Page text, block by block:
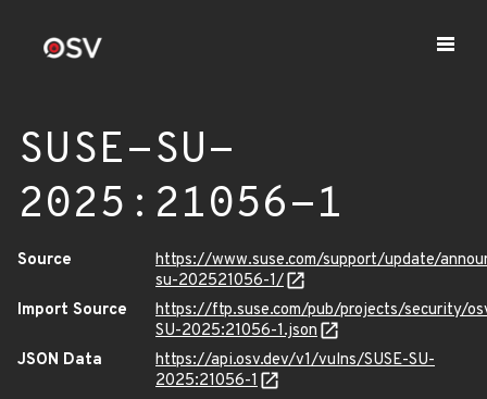
SUSE-SU-
2025:21056-1
Source
https://www.suse.com/support/update/
su-202521056-1/
Import Source
https://ftp.suse.com/pub/projects/security/
SU-2025:21056-1.json
JSON Data
https://api.osv.dev/v1/vulns/SUSE-SU-
2025:21056-1